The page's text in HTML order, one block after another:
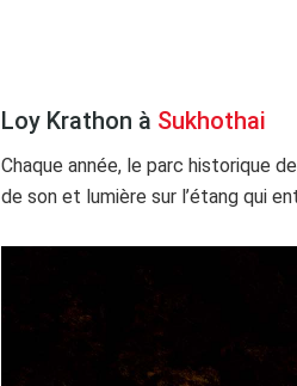
Loy Krathon à Sukhothai
Chaque année, le parc historique
de son et lumière sur l’étang qui